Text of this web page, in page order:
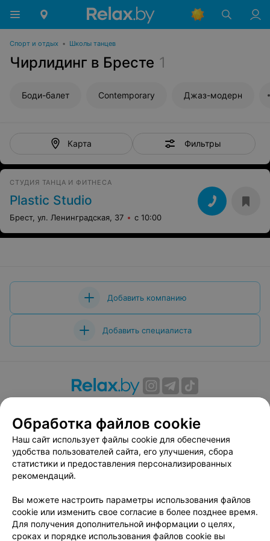
Спорт и отдых • Школы танцев
Чирлидинг в Бресте 1
Боди-балет Contemporary Джаз-модерн
Карта Фильтры
СТУДИЯ ТАНЦА И ФИТНЕСА
Plastic Studio
Брест, ул. Ленинградская, 37 с 10:00
Добавить компанию
Добавить специалиста
Вакансии
Публичный договор
Способы оплаты
Публичный договор по использованию сервиса
«Афиша»
Пользовательское соглашение
Связаться по вопросам сотрудничества
Написать руководителю relax.by
Персональные настройки cookie
Обработка файлов cookie
Наш сайт использует файлы cookie для обеспечения
удобства пользователей сайта, его улучшения, сбора
статистики и предоставления персонализированных
рекомендаций.
Вы можете настроить параметры использования файлов
cookie или изменить свое согласие в более позднее время.
Для получения дополнительной информации о целях,
сроках и порядке использования файлов cookie вы